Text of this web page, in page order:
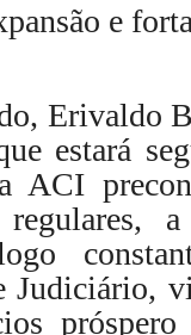
e
Erivaldo
estará
ACI
a